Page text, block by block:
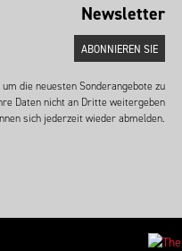
Newsletter
ABONNIEREN SIE
um die neuesten Sonderangebote zu
Daten nicht an Dritte weitergeben
sich jederzeit wieder abmelden.